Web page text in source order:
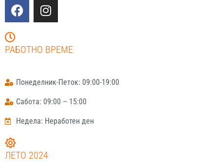
РАБОТНО ВРЕМЕ
Понеделник-Петок: 09:00-19:00
Сабота: 09:00 – 15:00
Недела: Неработен ден
ЛЕТО 2024